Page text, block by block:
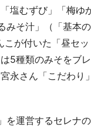
塩むずび」「梅ゆ
みそ汁」（「基本
こが付いた「昼セッ
は5種類のみそをブ
永さん「こだわり
運営するセレナ